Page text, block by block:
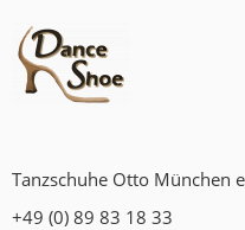
Tanzschuhe Otto München
+49 (0) 89 83 18 33